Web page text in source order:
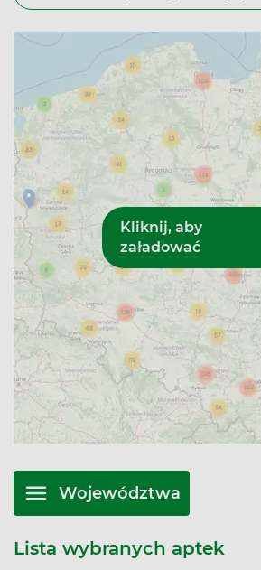
Województwa
Lista wybranych aptek